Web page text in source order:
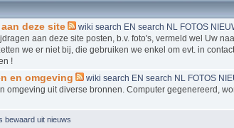
deze site wiki search EN search NL FOTOS
aan deze site posten, b.v. foto's, vermeld wel Uw
we er niet bij, die gebruiken we enkel om evt. in
!
en omgeving wiki search EN search NL FOTOS
omgeving uit diverse bronnen. Computer gegenereerd,
bewaard uit nieuws